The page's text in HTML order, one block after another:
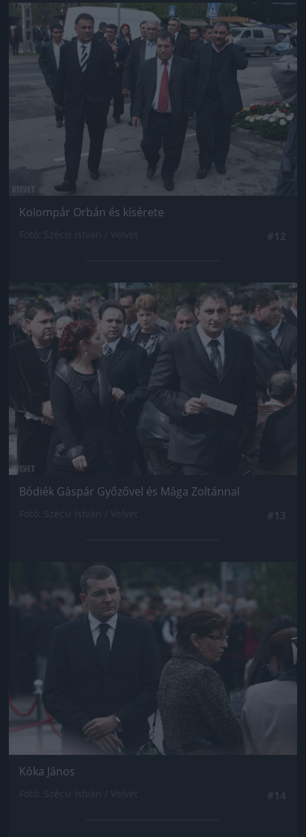
Jön még kép!
Kolompár Orbán és kísérete
Jön még kép!
Bódiék Gáspár Győzővel és Mága Zoltánnal
Jön még kép!
Kóka János